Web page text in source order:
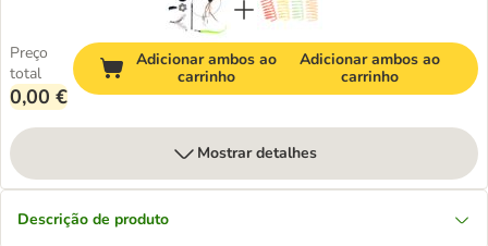
Preço
total
0,00 €
Adicionar ambos ao
carrinho
Adicionar ambos ao
carrinho
Mostrar detalhes
Descrição de produto